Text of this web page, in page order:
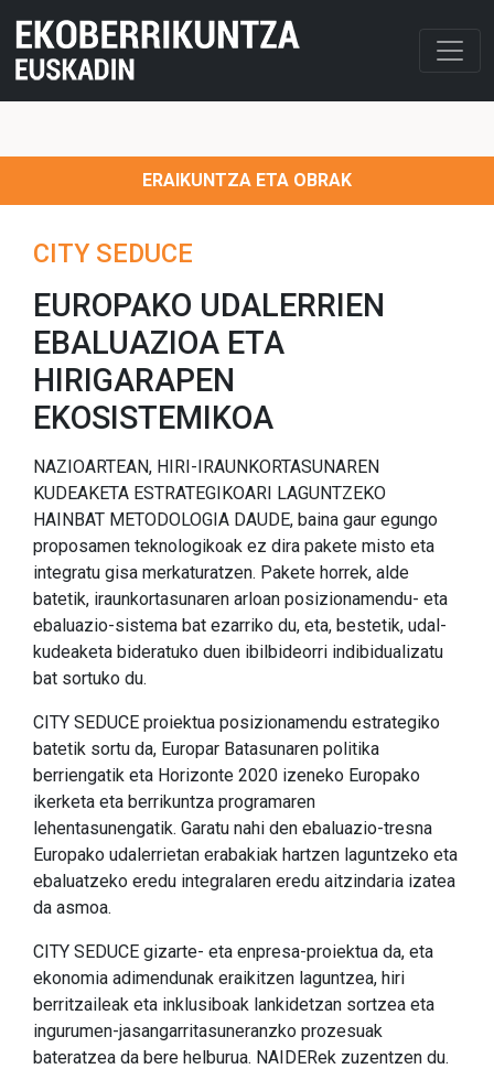
ERAIKUNTZA ETA OBRAK
CITY SEDUCE
EUROPAKO UDALERRIEN
EBALUAZIOA ETA
HIRIGARAPEN
EKOSISTEMIKOA
NAZIOARTEAN, HIRI-IRAUNKORTASUNAREN
KUDEAKETA ESTRATEGIKOARI LAGUNTZEKO
HAINBAT METODOLOGIA DAUDE, baina gaur egungo
proposamen teknologikoak ez dira pakete misto eta
integratu gisa merkaturatzen. Pakete horrek, alde
batetik, iraunkortasunaren arloan posizionamendu- eta
ebaluazio-sistema bat ezarriko du, eta, bestetik, udal-
kudeaketa bideratuko duen ibilbideorri indibidualizatu
bat sortuko du.
CITY SEDUCE proiektua posizionamendu estrategiko
batetik sortu da, Europar Batasunaren politika
berriengatik eta Horizonte 2020 izeneko Europako
ikerketa eta berrikuntza programaren
lehentasunengatik. Garatu nahi den ebaluazio-tresna
Europako udalerrietan erabakiak hartzen laguntzeko eta
ebaluatzeko eredu integralaren eredu aitzindaria izatea
da asmoa.
CITY SEDUCE gizarte- eta enpresa-proiektua da, eta
ekonomia adimendunak eraikitzen laguntzea, hiri
berritzaileak eta inklusiboak lankidetzan sortzea eta
ingurumen-jasangarritasuneranzko prozesuak
bateratzea da bere helburua. NAIDERek zuzentzen du.